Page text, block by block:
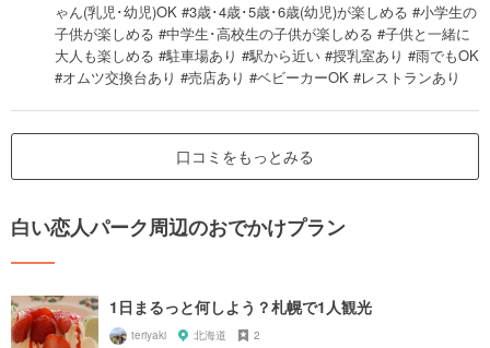
ゃん(乳児･幼児)OK #3歳･4歳･5歳･6歳(幼児)が楽しめる #小学生の
子供が楽しめる #中学生･高校生の子供が楽しめる #子供と一緒に
大人も楽しめる #駐車場あり #駅から近い #授乳室あり #雨でもOK
#オムツ交換台あり #売店あり #ベビーカーOK #レストランあり
口コミをもっとみる
白い恋人パーク周辺のおでかけプラン
1日まるっと何しよう？札幌で1人観光
teriyaki 北海道 2